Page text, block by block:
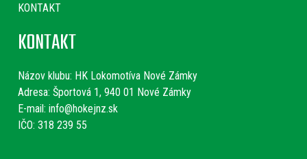
KONTAKT
KONTAKT
Názov klubu: HK Lokomotíva Nové Zámky
Adresa: Športová 1, 940 01 Nové Zámky
E-mail: info@hokejnz.sk
IČO: 318 239 55